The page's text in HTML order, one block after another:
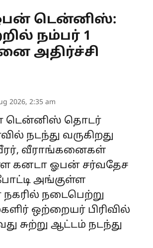
டென்னிஸ்:
நம்பர் 1
அதிர்ச்சி
2026, 2:35 am
டென்னிஸ் தொடர்
நடந்து வருகிறது
வீராங்கனைகள்
கனடா ஓபன் சர்வதேச
அங்குள்ள
நடைபெற்று
ஒற்றையர் பிரிவில்
சுற்று ஆட்டம் நடந்து